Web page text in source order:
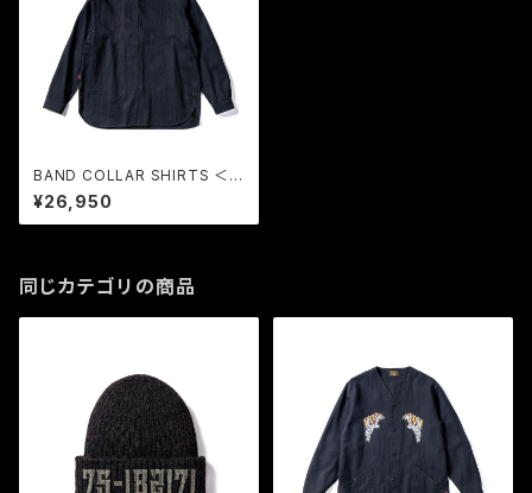
BAND COLLAR SHIRTS ＜P
LAIN＞ (BLACK) / GERUGA
¥26,950
同じカテゴリの商品